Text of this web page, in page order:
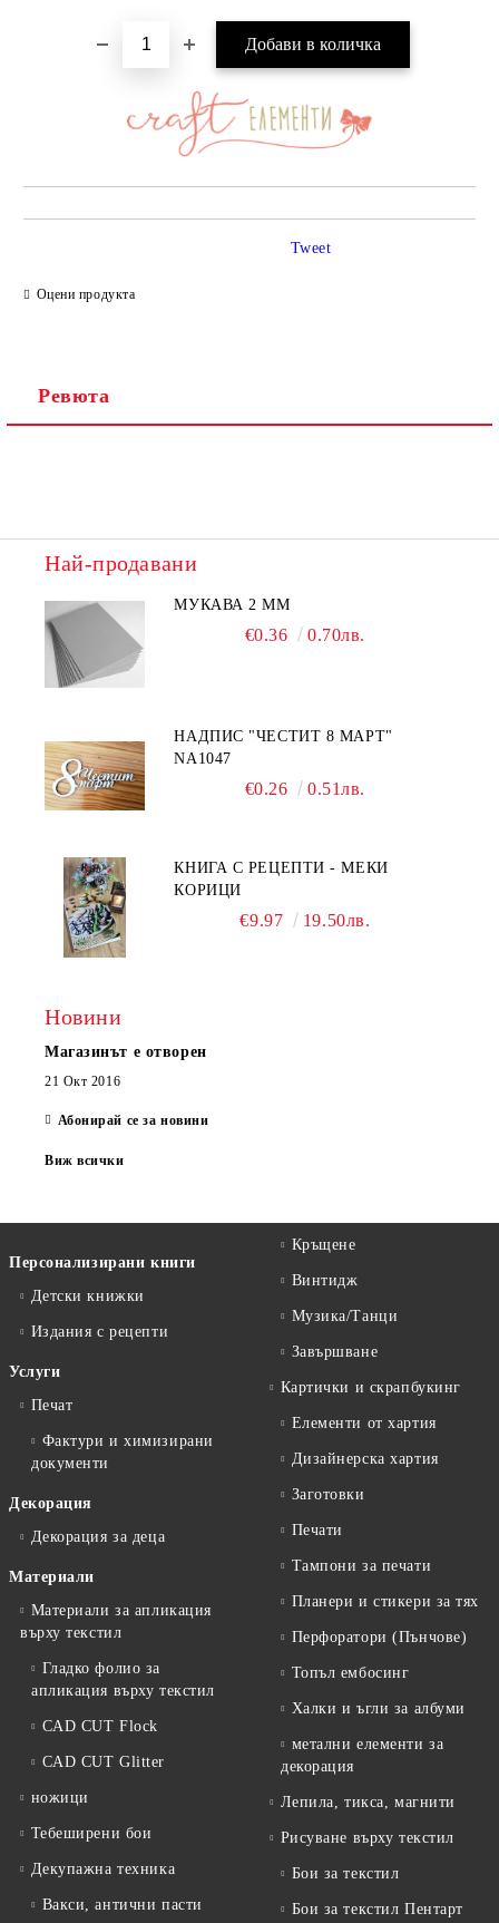
Оцени продукта
Tweet
Ревюта
Най-продавани
МУКАВА 2 ММ
€0.36 0.70лв.
НАДПИС "ЧЕСТИТ 8 МАРТ"
NA1047
€0.26 0.51лв.
КНИГА С РЕЦЕПТИ - МЕКИ
КОРИЦИ
€9.97 19.50лв.
Новини
Магазинът е отворен
21 Окт 2016
Абонирай се за новини
Виж всички
Персонализирани книги
Детски книжки
Издания с рецепти
Услуги
Печат
Фактури и химизирани
документи
Декорация
Декорация за деца
Материали
Материали за апликация
върху текстил
Гладко фолио за
апликация върху текстил
CAD CUT Flock
CAD CUT Glitter
ножици
Тебеширени бои
Декупажна техника
Вакси, антични пасти
Кръщене
Винтидж
Музика/Танци
Завършване
Картички и скрапбукинг
Елементи от хартия
Дизайнерска хартия
Заготовки
Печати
Тампони за печати
Планери и стикери за тях
Перфоратори (Пънчове)
Топъл ембосинг
Халки и ъгли за албуми
метални елементи за
декорация
Лепила, тикса, магнити
Рисуване върху текстил
Бои за текстил
Бои за текстил Пентарт